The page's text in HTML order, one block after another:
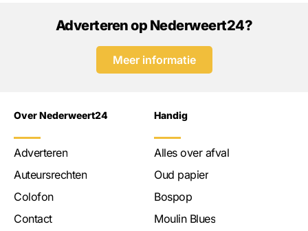
Adverteren op Nederweert24?
Meer informatie
Over Nederweert24
Adverteren
Auteursrechten
Colofon
Contact
Handig
Alles over afval
Oud papier
Bospop
Moulin Blues